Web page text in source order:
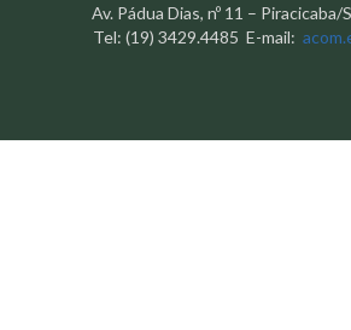
Av. Pádua Dias, nº 11 –
Tel: (19) 3429.4485 E-mail: